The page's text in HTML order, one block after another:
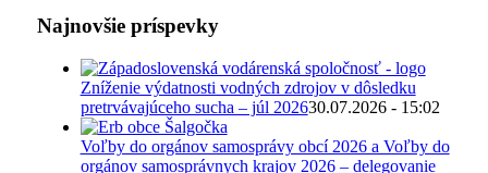
Najnovšie príspevky
Zníženie výdatnosti vodných zdrojov v dôsledku
pretrvávajúceho sucha – júl 202630.07.2026 - 15:02
Voľby do orgánov samosprávy obcí 2026 a Voľby do
orgánov samosprávnych krajov 2026 – delegovanie